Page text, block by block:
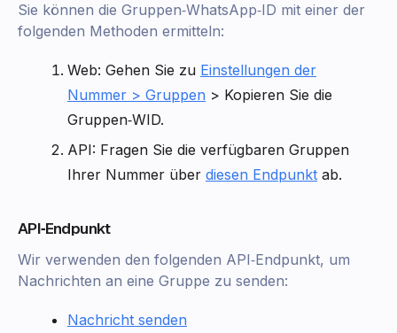
Sie können die Gruppen‑WhatsApp‑ID mit einer der
folgenden Methoden ermitteln:
Web: Gehen Sie zu Einstellungen der
Nummer > Gruppen > Kopieren Sie die
Gruppen‑WID.
API: Fragen Sie die verfügbaren Gruppen
Ihrer Nummer über diesen Endpunkt ab.
API‑Endpunkt
Wir verwenden den folgenden API‑Endpunkt, um
Nachrichten an eine Gruppe zu senden:
Nachricht senden